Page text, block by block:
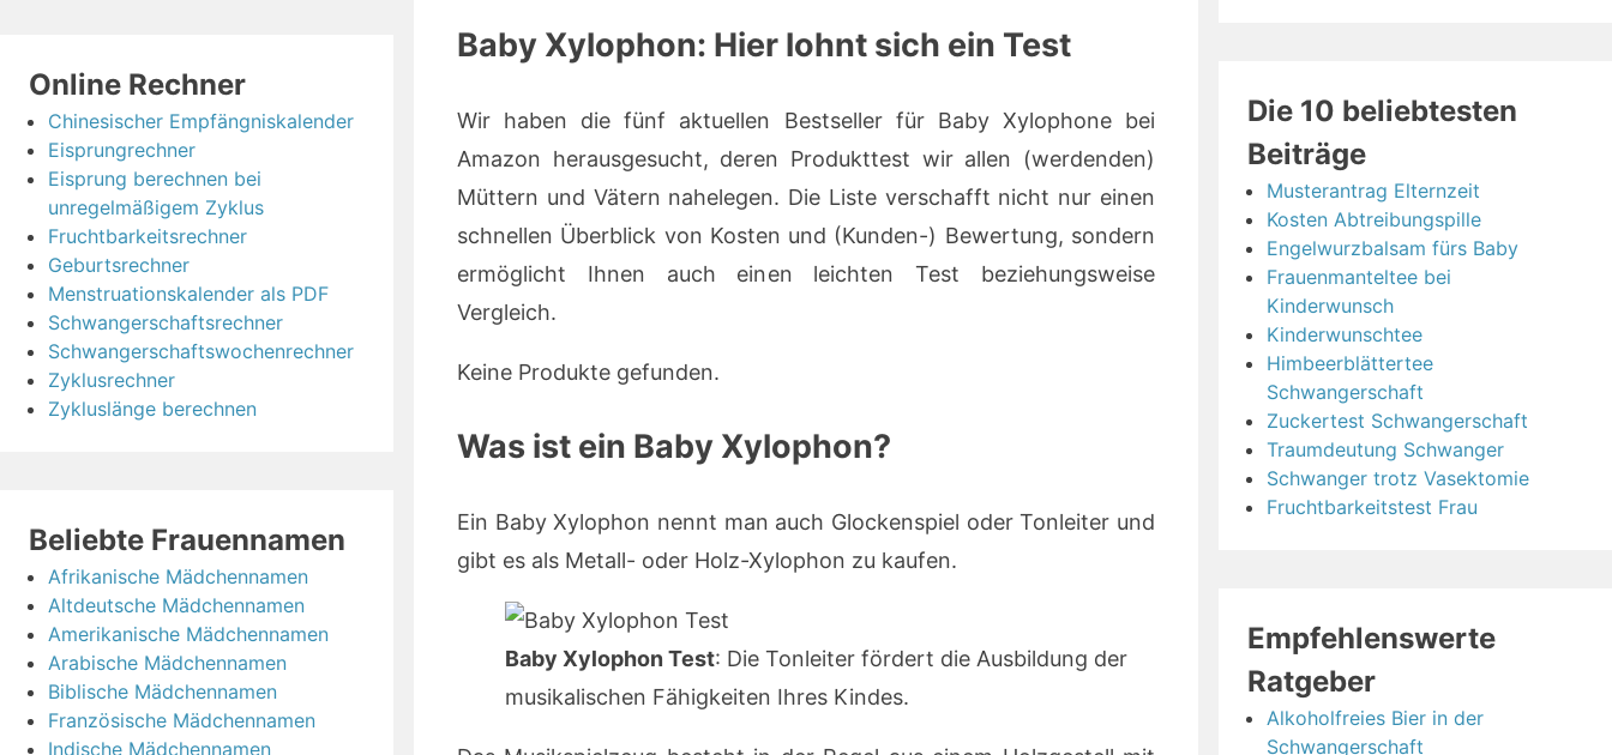
Baby Xylophon: Hier lohnt sich ein Test
Wir haben die fünf aktuellen Bestseller für Baby Xylophone bei
Amazon herausgesucht, deren Produkttest wir allen (werdenden)
Müttern und Vätern nahelegen. Die Liste verschafft nicht nur einen
schnellen Überblick von Kosten und (Kunden-) Bewertung, sondern
ermöglicht Ihnen auch einen leichten Test beziehungsweise
Vergleich.
Keine Produkte gefunden.
Was ist ein Baby Xylophon?
Ein Baby Xylophon nennt man auch Glockenspiel oder Tonleiter und
gibt es als Metall- oder Holz-Xylophon zu kaufen.
Baby Xylophon Test: Die Tonleiter fördert die Ausbildung der
musikalischen Fähigkeiten Ihres Kindes.
Online Rechner
Chinesischer Empfängniskalender
Eisprungrechner
Eisprung berechnen bei
unregelmäßigem Zyklus
Fruchtbarkeitsrechner
Geburtsrechner
Menstruationskalender als PDF
Schwangerschaftsrechner
Schwangerschaftswochenrechner
Zyklusrechner
Zykluslänge berechnen
Beliebte Frauennamen
Afrikanische Mädchennamen
Altdeutsche Mädchennamen
Amerikanische Mädchennamen
Arabische Mädchennamen
Biblische Mädchennamen
Französische Mädchennamen
Indische Mädchennamen
Die 10 beliebtesten
Beiträge
Musterantrag Elternzeit
Kosten Abtreibungspille
Engelwurzbalsam fürs Baby
Frauenmanteltee bei
Kinderwunsch
Kinderwunschtee
Himbeerblättertee
Schwangerschaft
Zuckertest Schwangerschaft
Traumdeutung Schwanger
Schwanger trotz Vasektomie
Fruchtbarkeitstest Frau
Empfehlenswerte
Ratgeber
Alkoholfreies Bier in der
Schwangerschaft